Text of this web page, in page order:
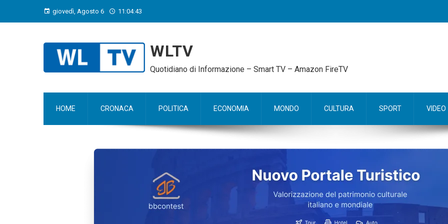
giovedì, Agosto 6 11:04:45
WLTV
Quotidiano di Informazione – Smart TV – Amazon FireTV
HOME CRONACA POLITICA ECONOMIA MONDO CULTURA SPORT VIDEO